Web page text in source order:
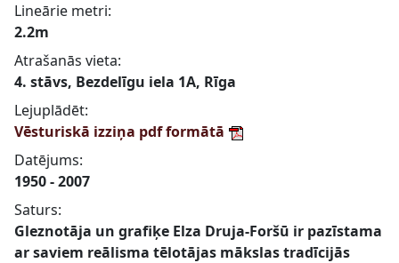
Lineārie metri:
2.2m
Atrašanās vieta:
4. stāvs, Bezdelīgu iela 1A, Rīga
Lejuplādēt:
Vēsturiskā izziņa pdf formātā
Datējums:
1950 - 2007
Saturs:
Gleznotāja un grafiķe Elza Druja-Foršū ir pazīstama
ar saviem reālisma tēlotājas mākslas tradīcijās